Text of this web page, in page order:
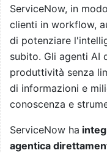
ServiceNow, in
clienti in workflow,
di potenziare
subito. Gli agenti AI
produttività senza
di informazioni e
conoscenza e
ServiceNow ha
agentica